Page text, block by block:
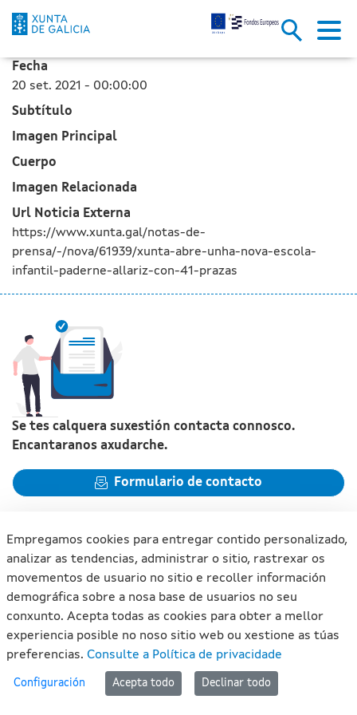
A Xunta abre unha nova
Skip to Main Content
Fecha
20 set. 2021 - 00:00:00
Subtítulo
Imagen Principal
Cuerpo
Imagen Relacionada
Url Noticia Externa
https://www.xunta.gal/notas-de-
prensa/-/nova/61939/xunta-abre-unha-nova-escola-
infantil-paderne-allariz-con-41-prazas
Se tes calquera suxestión contacta connosco.
Encantaranos axudarche.
Formulario de contacto
Xunta de Galicia. Información mantida e publicada na internet
pola Xunta de Galicia
Atención á cidadanía
Accesibilidade
Mapa do portal
Empregamos cookies para entregar contido personalizado,
analizar as tendencias, administrar o sitio, rastrexar os
movementos de usuario no sitio e recoller información
demográfica sobre a nosa base de usuarios no seu
conxunto. Acepta todas as cookies para obter a mellor
experiencia posible no noso sitio web ou xestione as túas
preferencias. Consulte a Política de privacidade
Configuración Acepta todo Declinar todo